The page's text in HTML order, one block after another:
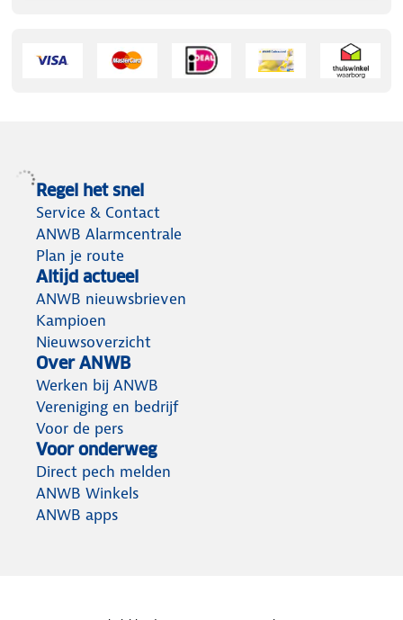
Regel het snel
Service & Contact
ANWB Alarmcentrale
Plan je route
Altijd actueel
ANWB nieuwsbrieven
Kampioen
Nieuwsoverzicht
Over ANWB
Werken bij ANWB
Vereniging en bedrijf
Voor de pers
Voor onderweg
Direct pech melden
ANWB Winkels
ANWB apps